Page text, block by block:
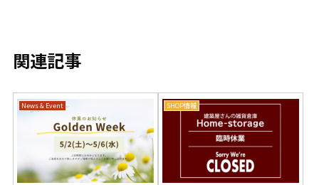
関連記事
News & Event SHOP情報